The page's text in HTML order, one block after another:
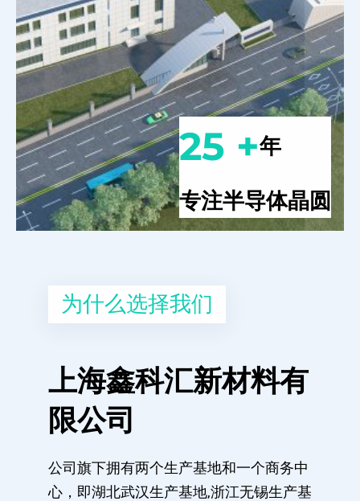
25 +年
专注半导体晶圆
为什么选择我们
上海鑫科汇新材料有
限公司
公司旗下拥有两个生产基地和一个商务中
心，即湖北武汉生产基地,浙江无锡生产基